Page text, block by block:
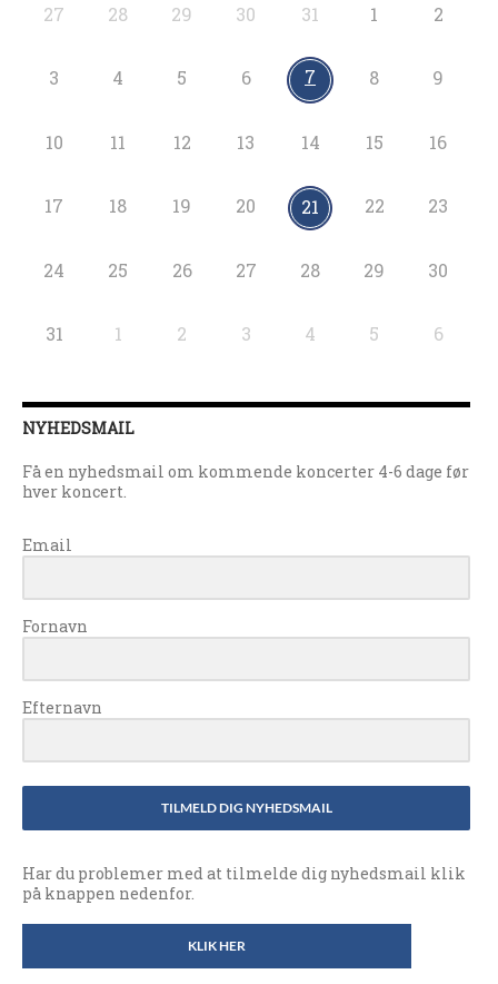
27 28 29 30 31 1 2
3 4 5 6 7 8 9
10 11 12 13 14 15 16
17 18 19 20 21 22 23
24 25 26 27 28 29 30
31 1 2 3 4 5 6
NYHEDSMAIL
Få en nyhedsmail om kommende koncerter 4-6 dage før
hver koncert.
Email
Fornavn
Efternavn
TILMELD DIG NYHEDSMAIL
Har du problemer med at tilmelde dig nyhedsmail klik
på knappen nedenfor.
KLIK HER